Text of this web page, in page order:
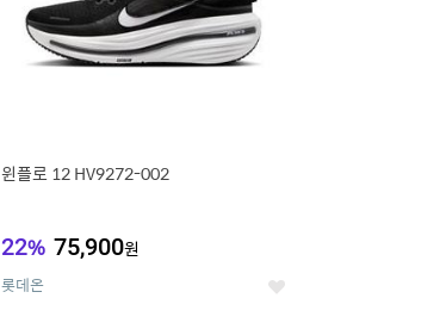
윈플로 12 HV9272-002
22% 75,900원
롯데온 좋